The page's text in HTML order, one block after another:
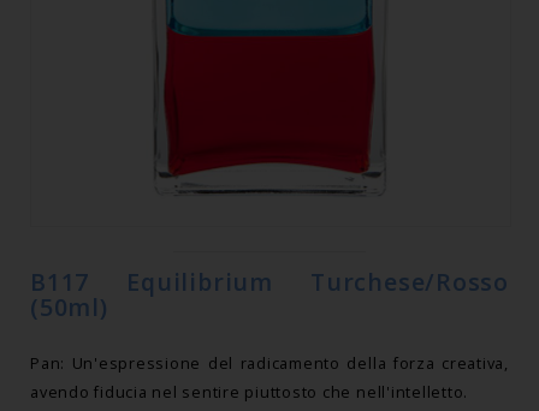
B117 Equilibrium Turchese/Rosso
(50ml)
Pan: Un'espressione del radicamento della forza creativa,
avendo fiducia nel sentire piuttosto che nell'intelletto.